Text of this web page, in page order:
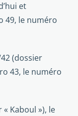
et
49, le numéro
(dossier
43, le numéro
Kaboul »), le